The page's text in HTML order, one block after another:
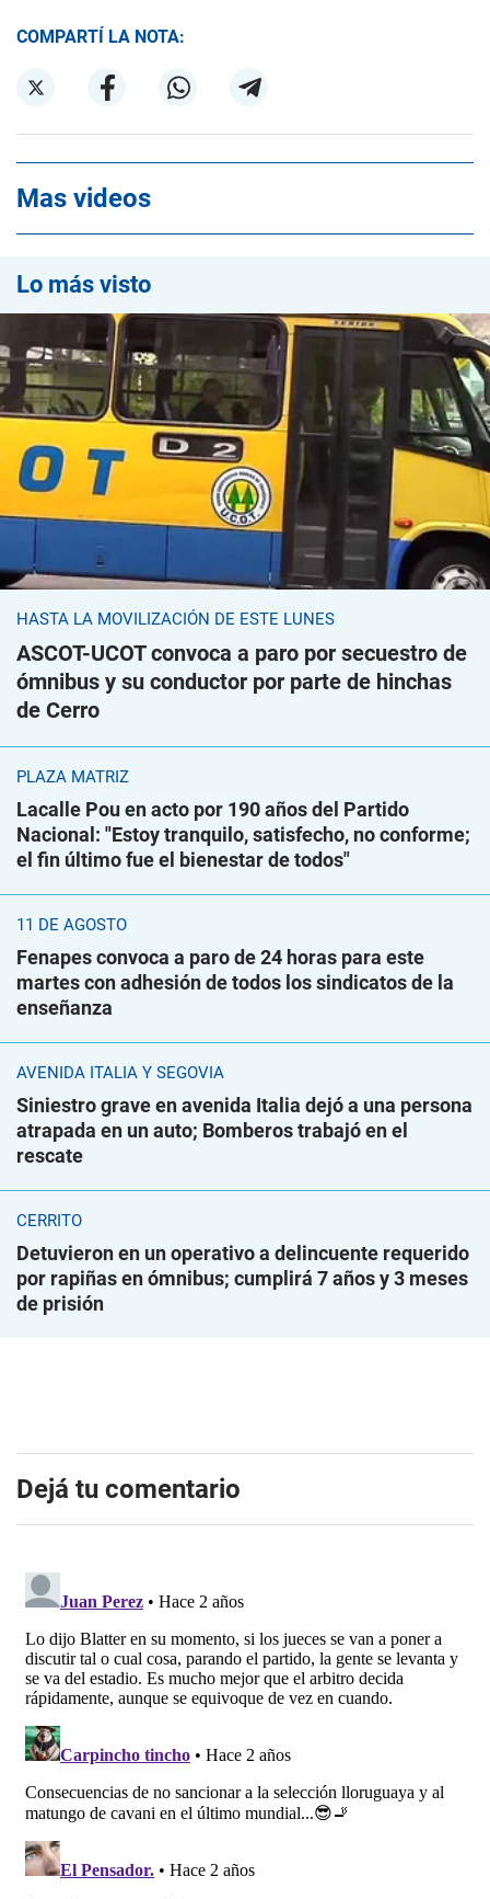
COMPARTÍ LA NOTA:
Mas videos
Lo más visto
HASTA LA MOVILIZACIÓN DE ESTE LUNES
ASCOT-UCOT convoca a paro por secuestro de
ómnibus y su conductor por parte de hinchas
de Cerro
PLAZA MATRIZ
Lacalle Pou en acto por 190 años del Partido
Nacional: "Estoy tranquilo, satisfecho, no conforme;
el fin último fue el bienestar de todos"
11 DE AGOSTO
Fenapes convoca a paro de 24 horas para este
martes con adhesión de todos los sindicatos de la
enseñanza
AVENIDA ITALIA Y SEGOVIA
Siniestro grave en avenida Italia dejó a una persona
atrapada en un auto; Bomberos trabajó en el
rescate
CERRITO
Detuvieron en un operativo a delincuente requerido
por rapiñas en ómnibus; cumplirá 7 años y 3 meses
de prisión
Dejá tu comentario